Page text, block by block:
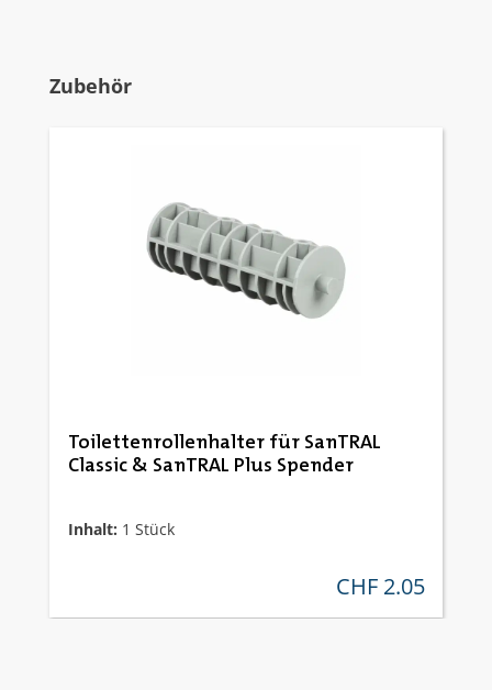
Produktgalerie überspringen
Zubehör
Toilettenrollenhalter für SanTRAL
Classic & SanTRAL Plus Spender
Inhalt: 1 Stück
regulärer preis:
CHF 2.05